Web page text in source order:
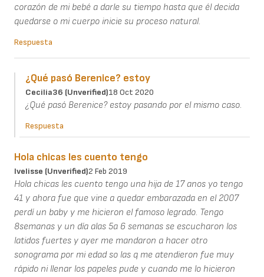
corazón de mi bebé a darle su tiempo hasta que él decida
quedarse o mi cuerpo inicie su proceso natural.
Respuesta
¿Qué pasó Berenice? estoy
Cecilia36 (unverified)18 Oct 2020
¿Qué pasó Berenice? estoy pasando por el mismo caso.
Respuesta
Hola chicas les cuento tengo
Ivelisse (unverified)2 Feb 2019
Hola chicas les cuento tengo una hija de 17 anos yo tengo
41 y ahora fue que vine a quedar embarazada en el 2007
perdí un baby y me hicieron el famoso legrado. Tengo
8semanas y un día alas 5a 6 semanas se escucharon los
latidos fuertes y ayer me mandaron a hacer otro
sonograma por mi edad so las q me atendieron fue muy
rápido ni llenar los papeles pude y cuando me lo hicieron